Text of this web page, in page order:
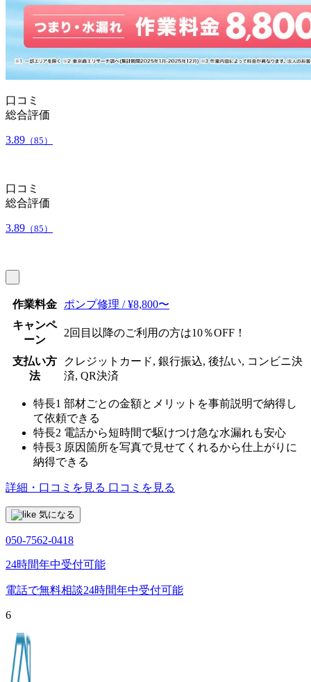
口コミ
総合評価
3.89 （85）
口コミ
総合評価
3.89 （85）
作業料金
ポンプ修理 / ¥8,800〜
キャンペ
ーン
2回目以降のご利用の方は10％OFF！
支払い方
法
クレジットカード, 銀行振込, 後払い, コンビニ決
済, QR決済
特長1 部材ごとの金額とメリットを事前説明で納得し
て依頼できる
特長2 電話から短時間で駆けつけ急な水漏れも安心
特長3 原因箇所を写真で見せてくれるから仕上がりに
納得できる
詳細・口コミを見る 口コミを見る
気になる
050-7562-0418
24時間年中受付可能
電話で無料相談24時間年中受付可能
6